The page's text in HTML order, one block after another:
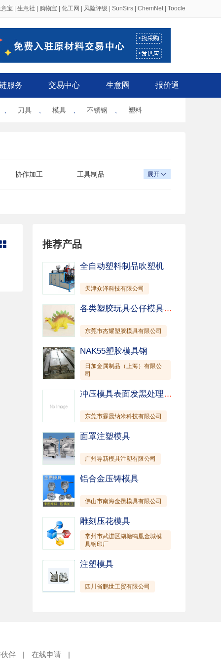
宝 生意社 购物宝 化工网 风险评级 SunSirs ChemNet| Toocle
服务 交易中心 生意圈 报价通
刀具 模具 不锈钢 塑料
协作加工 工具制品 展开 
推荐产品
全自动塑料制品吹塑机
天津众泽科技有限公司
各类塑胶玩具公仔模具制作、 模具加工
东莞市杰耀塑胶模具有限公司
NAK55塑胶模具钢
日加金属制品（上海）有限公
司
冲压模具表面发黑处理，模具表面防拉伤粘膜涂层处理
东莞市霖晨纳米科技有限公司
面罩注塑模具
广州导新模具注塑有限公司
铝合金压铸模具
佛山市南海金攒模具有限公司
雕刻压花模具
常州市武进区湖塘鸣凰金城模
具钢印厂
注塑模具
四川省鹏世工贸有限公司
伴 | 在线申请 |